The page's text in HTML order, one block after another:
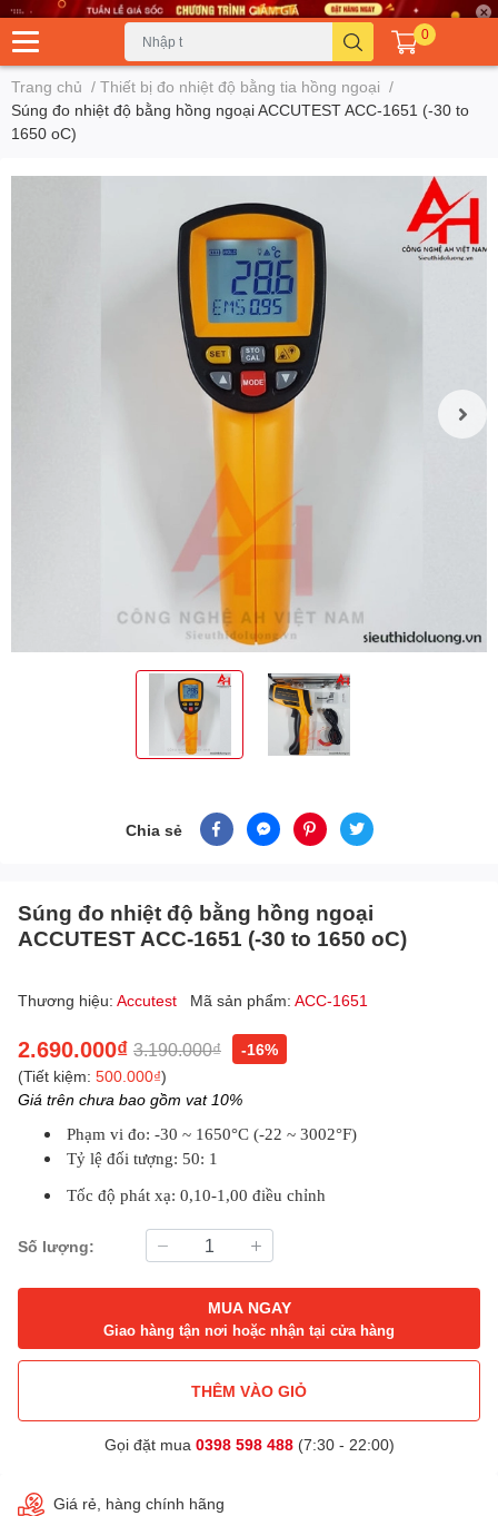
0
Trang chủ / Thiết bị đo nhiệt độ bằng tia hồng ngoại /
Súng đo nhiệt độ bằng hồng ngoại ACCUTEST ACC-1651 (-30 to
1650 oC)
Chia sẻ
Súng đo nhiệt độ bằng hồng ngoại
ACCUTEST ACC-1651 (-30 to 1650 oC)
Thương hiệu: Accutest Mã sản phẩm: ACC-1651
2.690.000₫ 3.190.000₫
-16%
(Tiết kiệm: 500.000₫)
Giá trên chưa bao gồm vat 10%
Phạm vi đo: -30 ~ 1650°C (-22 ~ 3002°F)
Tỷ lệ đối tượng: 50: 1
Tốc độ phát xạ: 0,10-1,00 điều chỉnh
Số lượng:
MUA NGAY
Giao hàng tận nơi hoặc nhận tại cửa hàng
THÊM VÀO GIỎ
Gọi đặt mua 0398 598 488(7:30 - 22:00)
Giá rẻ, hàng chính hãng